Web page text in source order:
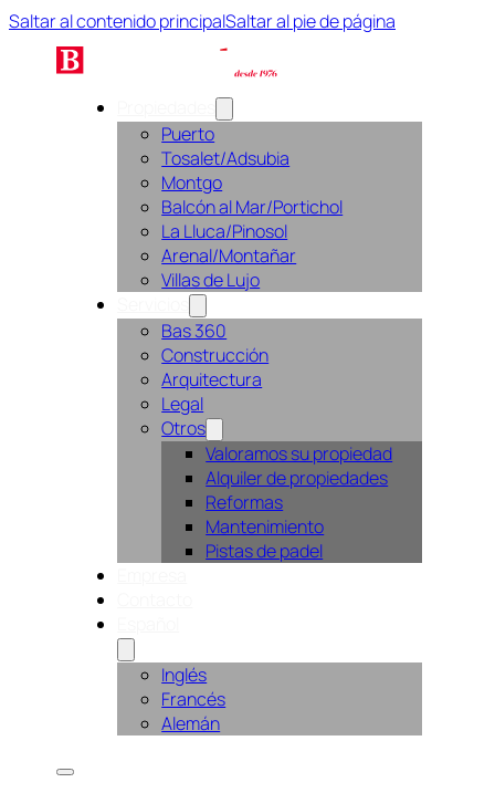
Saltar al contenido principalSaltar al pie de página
Propiedades
Puerto
Tosalet/Adsubia
Montgo
Balcón al Mar/Portichol
La Lluca/Pinosol
Arenal/Montañar
Villas de Lujo
Servicios
Bas 360
Construcción
Arquitectura
Legal
Otros
Valoramos su propiedad
Alquiler de propiedades
Reformas
Mantenimiento
Pistas de padel
Inglés
Francés
Alemán